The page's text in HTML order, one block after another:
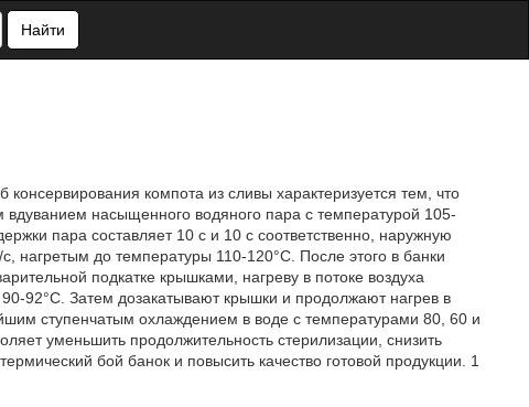
Найти
компота из сливы характеризуется тем, что
насыщенного водяного пара с температурой 105-
пара составляет 10 с и 10 с соответственно, наружную
нагретым до температуры 110-120°C. После этого в банки
подкатке крышками, нагреву в потоке воздуха
92°C. Затем дозакатывают крышки и продолжают нагрев в
ступенчатым охлаждением в воде с температурами 80, 60 и
уменьшить продолжительность стерилизации, снизить
бой банок и повысить качество готовой продукции. 1